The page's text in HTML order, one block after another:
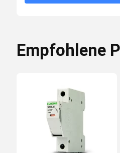
Sonnenkollektor-Schnüre
Gleichstromleistungsschalter
DC-Überspannungsableiter
Empfohlene